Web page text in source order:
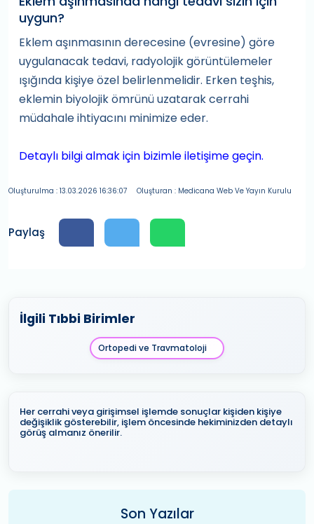
uygun?
Eklem aşınmasının derecesine (evresine) göre
uygulanacak tedavi, radyolojik görüntülemeler
ışığında kişiye özel belirlenmelidir. Erken teşhis,
eklemin biyolojik ömrünü uzatarak cerrahi
müdahale ihtiyacını minimize eder.
Detaylı bilgi almak için bizimle iletişime geçin.
Oluşturulma : 13.03.2026 16:36:07 Oluşturan : Medicana Web Ve Yayın Kurulu
Paylaş
İlgili Tıbbi Birimler
Ortopedi ve Travmatoloji
Her cerrahi veya girişimsel işlemde sonuçlar kişiden kişiye
değişiklik gösterebilir, işlem öncesinde hekiminizden detaylı
görüş almanız önerilir.
Son Yazılar